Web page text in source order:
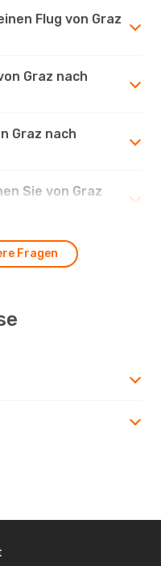
Flug von Graz
Graz nach
Graz nach
Sie von Graz
Fragen